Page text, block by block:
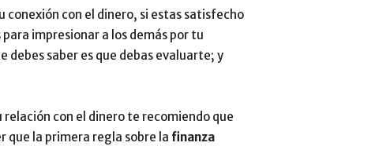
con el dinero, si estas satisfecho
impresionar a los demás por tu
debes saber es que debas evaluarte; y
con el dinero te recomiendo que
que la primera regla sobre la finanza